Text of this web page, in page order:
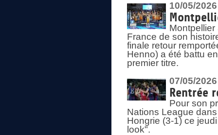
10/05/2026
France de son
finale retour
Henno) a été battu
premier titre.
07/05/2026
Rentrée
Pour son
Nations League
Hongrie (3-1) ce
look".